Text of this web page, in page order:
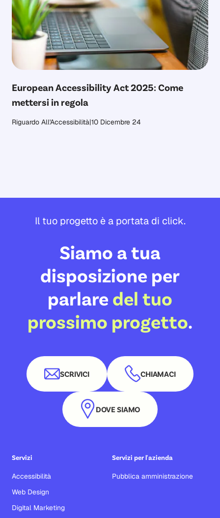
European Accessibility Act 2025: Come
mettersi in regola
Riguardo All'Accessibilità|10 Dicembre 24
Il tuo progetto è a portata di click.
Siamo a tua
disposizione per
parlare del tuo
prossimo progetto.
SCRIVICI CHIAMACI
DOVE SIAMO
Servizi
Accessibilità
Web Design
Digital Marketing
Servizi per l'azienda
Pubblica amministrazione